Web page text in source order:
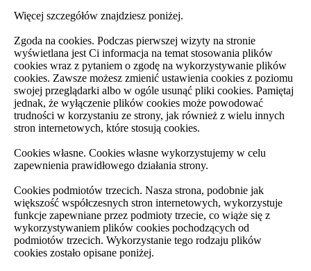
Więcej szczegółów znajdziesz poniżej.
Zgoda na cookies. Podczas pierwszej wizyty na stronie
wyświetlana jest Ci informacja na temat stosowania plików
cookies wraz z pytaniem o zgodę na wykorzystywanie plików
cookies. Zawsze możesz zmienić ustawienia cookies z poziomu
swojej przeglądarki albo w ogóle usunąć pliki cookies. Pamiętaj
jednak, że wyłączenie plików cookies może powodować
trudności w korzystaniu ze strony, jak również z wielu innych
stron internetowych, które stosują cookies.
Cookies własne. Cookies własne wykorzystujemy w celu
zapewnienia prawidłowego działania strony.
Cookies podmiotów trzecich. Nasza strona, podobnie jak
większość współczesnych stron internetowych, wykorzystuje
funkcje zapewniane przez podmioty trzecie, co wiąże się z
wykorzystywaniem plików cookies pochodzących od
podmiotów trzecich. Wykorzystanie tego rodzaju plików
cookies zostało opisane poniżej.